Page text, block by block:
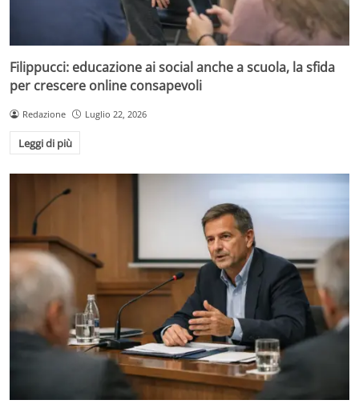
Filippucci: educazione ai social anche a scuola, la sfida
per crescere online consapevoli
Redazione Luglio 22, 2026
Leggi di più